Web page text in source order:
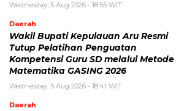
Wednesday, 5 Aug 2026 - 18:55 WIT
Daerah
Wakil Bupati Kepulauan Aru Resmi
Tutup Pelatihan Penguatan
Kompetensi Guru SD melalui Metode
Matematika GASING 2026
Wednesday, 5 Aug 2026 - 18:41 WIT
Daerah